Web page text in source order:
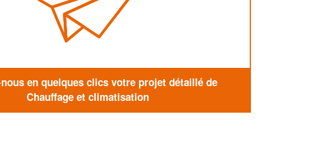
en quelques clics votre projet détaillé de
Chauffage et climatisation